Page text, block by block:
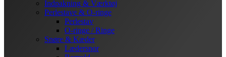
Indpakning & Værktøj
Perlestave & O-ringe
Perlestav
O-ringe / Ringe
Snøre & Kæder
Lædersnor